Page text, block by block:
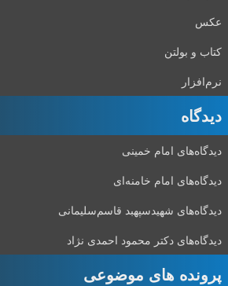
عکس
کتاب و بولتن
نرم‌افزار
دیدگاه‌
دیدگاه‌های امام خمینی
دیدگاه‌های امام خامنه‌ای
دیدگاه‌های شهید‌سپهبد قاسم‌سلیمانی
دیدگاه‌های دکتر محمود احمدی نژاد
پرونده های موضوعی